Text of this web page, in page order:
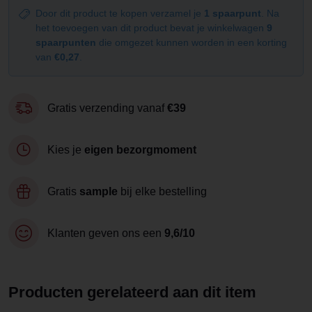
Door dit product te kopen verzamel je 1 spaarpunt . Na
het toevoegen van dit product bevat je winkelwagen 9
spaarpunten die omgezet kunnen worden in een korting
van €0,27
Gratis verzending vanaf €39
Kies je eigen bezorgmoment
Gratis sample bij elke bestelling
Klanten geven ons een 9,6/10
Producten gerelateerd aan dit item